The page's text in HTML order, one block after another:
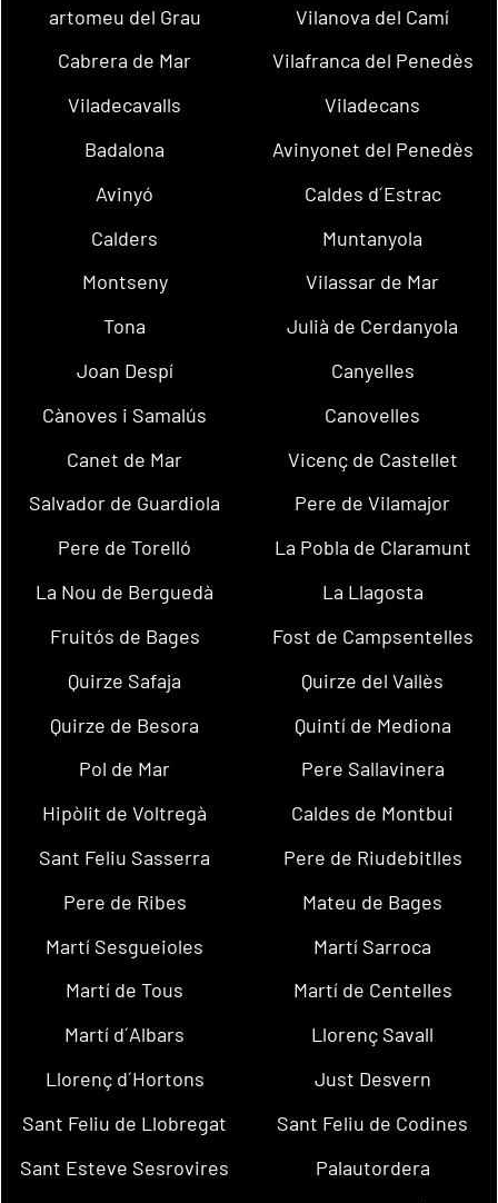
artomeu del Grau
Vilanova del Camí
Cabrera de Mar
Vilafranca del Penedès
Viladecavalls
Viladecans
Badalona
Avinyonet del Penedès
Avinyó
Caldes d´Estrac
Calders
Muntanyola
Montseny
Vilassar de Mar
Tona
Julià de Cerdanyola
Joan Despí
Canyelles
Cànoves i Samalús
Canovelles
Canet de Mar
Vicenç de Castellet
Salvador de Guardiola
Pere de Vilamajor
Pere de Torelló
La Pobla de Claramunt
La Nou de Berguedà
La Llagosta
Fruitós de Bages
Fost de Campsentelles
Quirze Safaja
Quirze del Vallès
Quirze de Besora
Quintí de Mediona
Pol de Mar
Pere Sallavinera
Hipòlit de Voltregà
Caldes de Montbui
Sant Feliu Sasserra
Pere de Riudebitlles
Pere de Ribes
Mateu de Bages
Martí Sesgueioles
Martí Sarroca
Martí de Tous
Martí de Centelles
Martí d´Albars
Llorenç Savall
Llorenç d´Hortons
Just Desvern
Sant Feliu de Llobregat
Sant Feliu de Codines
Sant Esteve Sesrovires
Palautordera